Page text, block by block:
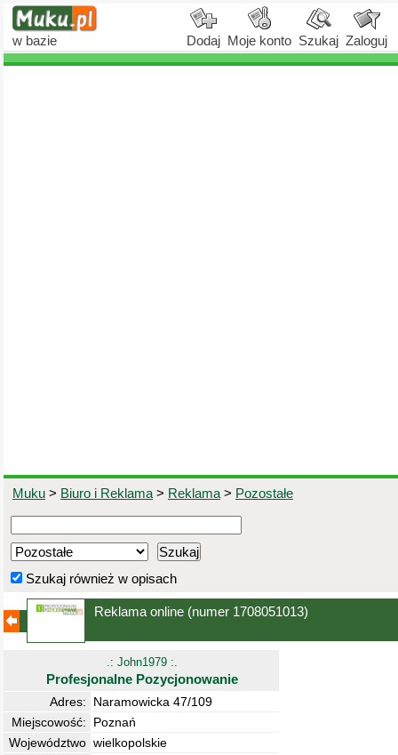
w bazie Dodaj Moje konto Szukaj Zaloguj
Muku > Biuro i Reklama > Reklama > Pozostałe
Szukaj również w opisach
Reklama online (numer 1708051013)
.: John1979 :.
Profesjonalne Pozycjonowanie
Adres:
Naramowicka 47/109
Miejscowość:
Poznań
Województwo wielkopolskie